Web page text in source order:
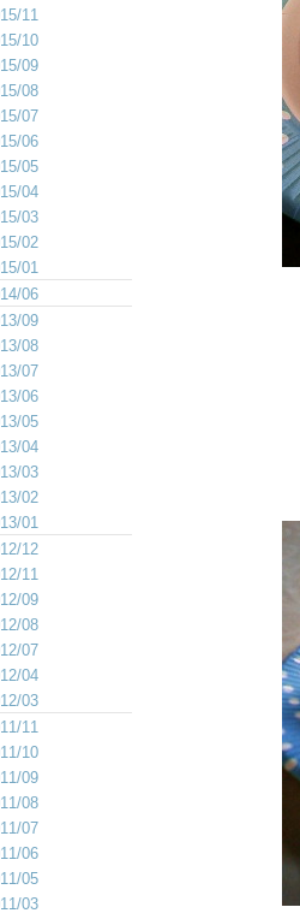
11
10
09
08
07
06
05
04
03
02
01
06
09
08
07
06
05
04
03
02
01
12
11
09
08
07
04
03
11
10
09
08
07
06
05
03